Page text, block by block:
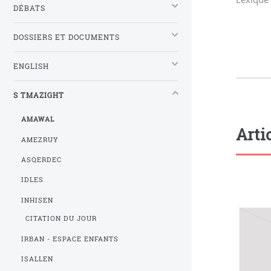
DÉBATS
DOSSIERS ET DOCUMENTS
ENGLISH
S TMAZIGHT
AMAWAL
AMEZRUY
ASQERDEC
IDLES
INHISEN
CITATION DU JOUR
IRBAN - ESPACE ENFANTS
ISALLEN